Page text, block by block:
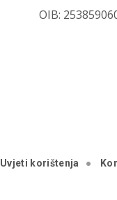
OIB:
Uvjeti korištenja